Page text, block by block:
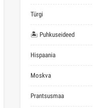
Türgi
🏝 Puhkuseideed
Hispaania
Moskva
Prantsusmaa